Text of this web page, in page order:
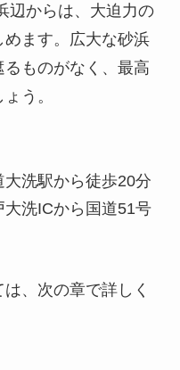
辺からは、大迫力の
ます。広大な砂浜
ものがなく、最高
う。
大洗駅から徒歩20分
大洗ICから国道51号
、次の章で詳しく